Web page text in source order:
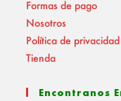
Formas de pago
Nosotros
Política de privacidad
Tienda
Encontranos